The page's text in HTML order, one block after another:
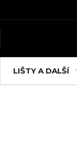
LIŠTY A DALŠÍ